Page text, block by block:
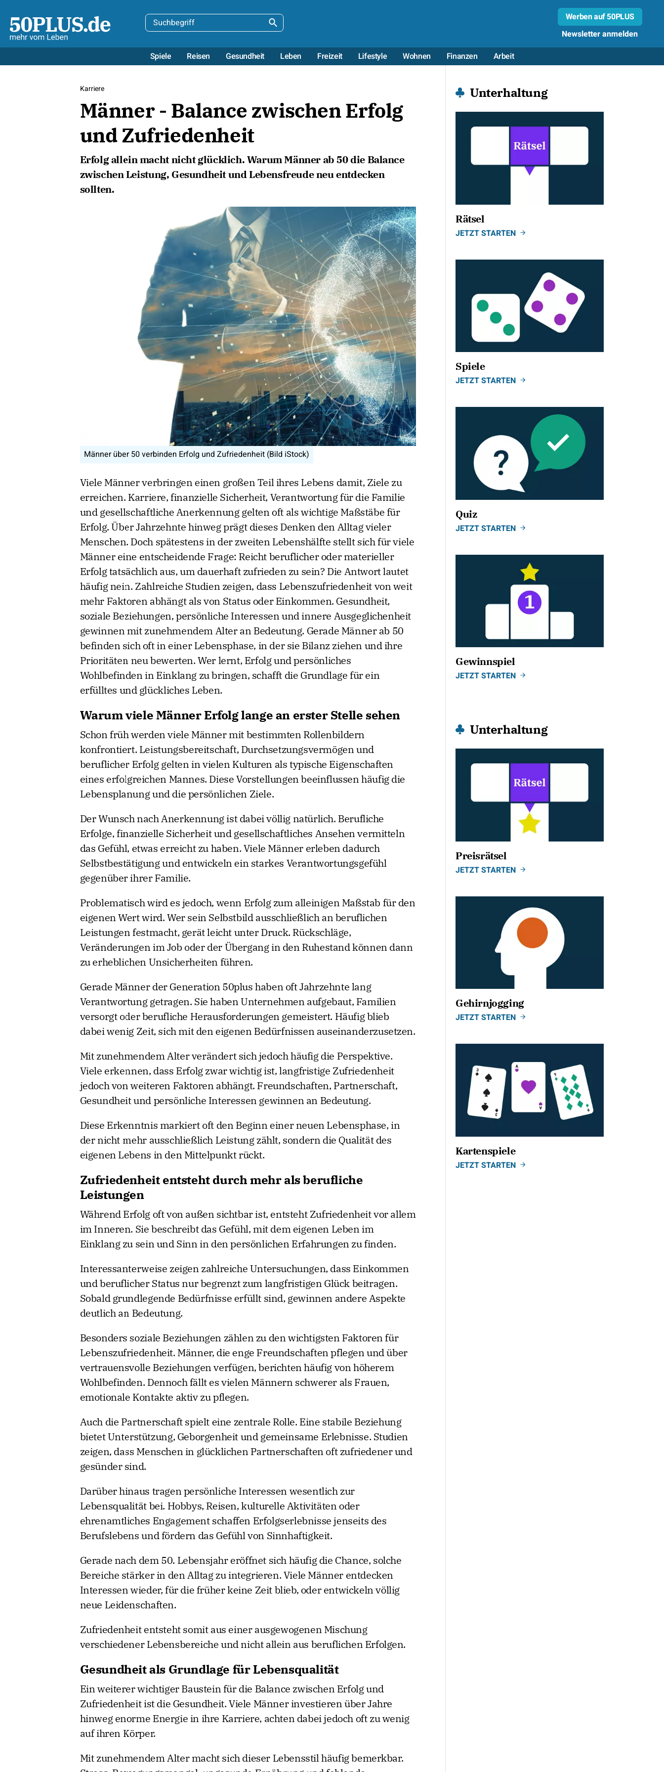
Werben auf 50PLUS
Newsletter anmelden
Spiele
Reisen Gesundheit Leben Freizeit Lifestyle Wohnen Finanzen Arbeit
Karriere
Männer - Balance zwischen Erfolg
und Zufriedenheit
Erfolg allein macht nicht glücklich. Warum Männer ab 50 die Balance
zwischen Leistung, Gesundheit und Lebensfreude neu entdecken
sollten.
Männer über 50 verbinden Erfolg und Zufriedenheit (Bild iStock)
Viele Männer verbringen einen großen Teil ihres Lebens damit, Ziele zu
erreichen. Karriere, finanzielle Sicherheit, Verantwortung für die Familie
und gesellschaftliche Anerkennung gelten oft als wichtige Maßstäbe für
Erfolg. Über Jahrzehnte hinweg prägt dieses Denken den Alltag vieler
Menschen. Doch spätestens in der zweiten Lebenshälfte stellt sich für viele
Männer eine entscheidende Frage: Reicht beruflicher oder materieller
Erfolg tatsächlich aus, um dauerhaft zufrieden zu sein? Die Antwort lautet
häufig nein. Zahlreiche Studien zeigen, dass Lebenszufriedenheit von weit
mehr Faktoren abhängt als von Status oder Einkommen. Gesundheit,
soziale Beziehungen, persönliche Interessen und innere Ausgeglichenheit
gewinnen mit zunehmendem Alter an Bedeutung. Gerade Männer ab 50
befinden sich oft in einer Lebensphase, in der sie Bilanz ziehen und ihre
Prioritäten neu bewerten. Wer lernt, Erfolg und persönliches
Wohlbefinden in Einklang zu bringen, schafft die Grundlage für ein
erfülltes und glückliches Leben.
Warum viele Männer Erfolg lange an erster Stelle sehen
Schon früh werden viele Männer mit bestimmten Rollenbildern
konfrontiert. Leistungsbereitschaft, Durchsetzungsvermögen und
beruflicher Erfolg gelten in vielen Kulturen als typische Eigenschaften
eines erfolgreichen Mannes. Diese Vorstellungen beeinflussen häufig die
Lebensplanung und die persönlichen Ziele.
Der Wunsch nach Anerkennung ist dabei völlig natürlich. Berufliche
Erfolge, finanzielle Sicherheit und gesellschaftliches Ansehen vermitteln
das Gefühl, etwas erreicht zu haben. Viele Männer erleben dadurch
Selbstbestätigung und entwickeln ein starkes Verantwortungsgefühl
gegenüber ihrer Familie.
Problematisch wird es jedoch, wenn Erfolg zum alleinigen Maßstab für den
eigenen Wert wird. Wer sein Selbstbild ausschließlich an beruflichen
Leistungen festmacht, gerät leicht unter Druck. Rückschläge,
Veränderungen im Job oder der Übergang in den Ruhestand können dann
zu erheblichen Unsicherheiten führen.
Gerade Männer der Generation 50plus haben oft Jahrzehnte lang
Verantwortung getragen. Sie haben Unternehmen aufgebaut, Familien
versorgt oder berufliche Herausforderungen gemeistert. Häufig blieb
dabei wenig Zeit, sich mit den eigenen Bedürfnissen auseinanderzusetzen.
Mit zunehmendem Alter verändert sich jedoch häufig die Perspektive.
Viele erkennen, dass Erfolg zwar wichtig ist, langfristige Zufriedenheit
jedoch von weiteren Faktoren abhängt. Freundschaften, Partnerschaft,
Gesundheit und persönliche Interessen gewinnen an Bedeutung.
Diese Erkenntnis markiert oft den Beginn einer neuen Lebensphase, in
der nicht mehr ausschließlich Leistung zählt, sondern die Qualität des
eigenen Lebens in den Mittelpunkt rückt.
Zufriedenheit entsteht durch mehr als berufliche
Leistungen
Während Erfolg oft von außen sichtbar ist, entsteht Zufriedenheit vor allem
im Inneren. Sie beschreibt das Gefühl, mit dem eigenen Leben im
Einklang zu sein und Sinn in den persönlichen Erfahrungen zu finden.
Interessanterweise zeigen zahlreiche Untersuchungen, dass Einkommen
und beruflicher Status nur begrenzt zum langfristigen Glück beitragen.
Sobald grundlegende Bedürfnisse erfüllt sind, gewinnen andere Aspekte
deutlich an Bedeutung.
Besonders soziale Beziehungen zählen zu den wichtigsten Faktoren für
Lebenszufriedenheit. Männer, die enge Freundschaften pflegen und über
vertrauensvolle Beziehungen verfügen, berichten häufig von höherem
Wohlbefinden. Dennoch fällt es vielen Männern schwerer als Frauen,
emotionale Kontakte aktiv zu pflegen.
Auch die Partnerschaft spielt eine zentrale Rolle. Eine stabile Beziehung
bietet Unterstützung, Geborgenheit und gemeinsame Erlebnisse. Studien
zeigen, dass Menschen in glücklichen Partnerschaften oft zufriedener und
gesünder sind.
Darüber hinaus tragen persönliche Interessen wesentlich zur
Lebensqualität bei. Hobbys, Reisen, kulturelle Aktivitäten oder
ehrenamtliches Engagement schaffen Erfolgserlebnisse jenseits des
Berufslebens und fördern das Gefühl von Sinnhaftigkeit.
Gerade nach dem 50. Lebensjahr eröffnet sich häufig die Chance, solche
Bereiche stärker in den Alltag zu integrieren. Viele Männer entdecken
Interessen wieder, für die früher keine Zeit blieb, oder entwickeln völlig
neue Leidenschaften.
Zufriedenheit entsteht somit aus einer ausgewogenen Mischung
verschiedener Lebensbereiche und nicht allein aus beruflichen Erfolgen.
Gesundheit als Grundlage für Lebensqualität
Ein weiterer wichtiger Baustein für die Balance zwischen Erfolg und
Zufriedenheit ist die Gesundheit. Viele Männer investieren über Jahre
hinweg enorme Energie in ihre Karriere, achten dabei jedoch oft zu wenig
auf ihren Körper.
Mit zunehmendem Alter macht sich dieser Lebensstil häufig bemerkbar.
Unterhaltung
Rätsel
JETZT STARTEN
Spiele
JETZT STARTEN
Quiz
JETZT STARTEN
Gewinnspiel
JETZT STARTEN
Unterhaltung
Preisrätsel
JETZT STARTEN
Gehirnjogging
JETZT STARTEN
Kartenspiele
JETZT STARTEN